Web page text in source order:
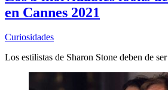
en Cannes 2021
Curiosidades
Los estilistas de Sharon Stone deben de